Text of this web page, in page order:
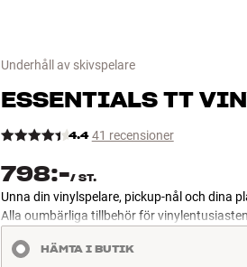
Underhåll av skivspelare
ESSENTIALS TT
4.4 41 recensioner
798:-/ ST.
Unna din vinylspelare, pickup-nål och dina
Alla oumbärliga tillbehör för
HÄMTA I BUTIK